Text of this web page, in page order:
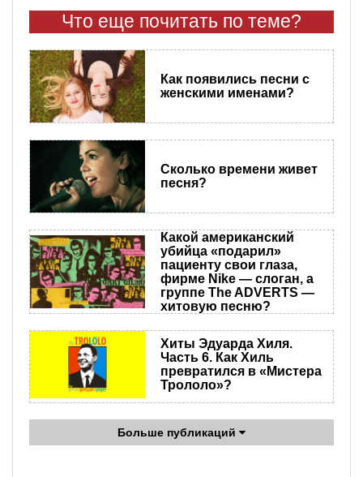
Что еще почитать по теме?
Как появились песни с
женскими именами?
Сколько времени живет
песня?
Какой американский
убийца «подарил»
пациенту свои глаза,
фирме Nike — слоган, а
группе The ADVERTS —
хитовую песню?
Хиты Эдуарда Хиля.
Часть 6. Как Хиль
превратился в «Мистера
Трололо»?
Больше публикаций